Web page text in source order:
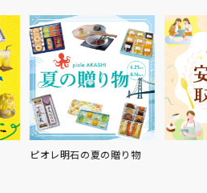
ピオレ明石の夏の贈り物